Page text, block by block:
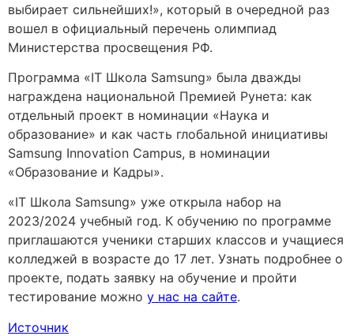
выбирает сильнейших!», который в очередной раз
вошел в официальный перечень олимпиад
Министерства просвещения РФ.
Программа «IT Школа Samsung» была дважды
награждена национальной Премией Рунета: как
отдельный проект в номинации «Наука и
образование» и как часть глобальной инициативы
Samsung Innovation Campus, в номинации
«Образование и Кадры».
«IT Школа Samsung» уже открыла набор на
2023/2024 учебный год. К обучению по программе
приглашаются ученики старших классов и учащиеся
колледжей в возрасте до 17 лет. Узнать подробнее о
проекте, подать заявку на обучение и пройти
тестирование можно у нас на сайте.
Источник